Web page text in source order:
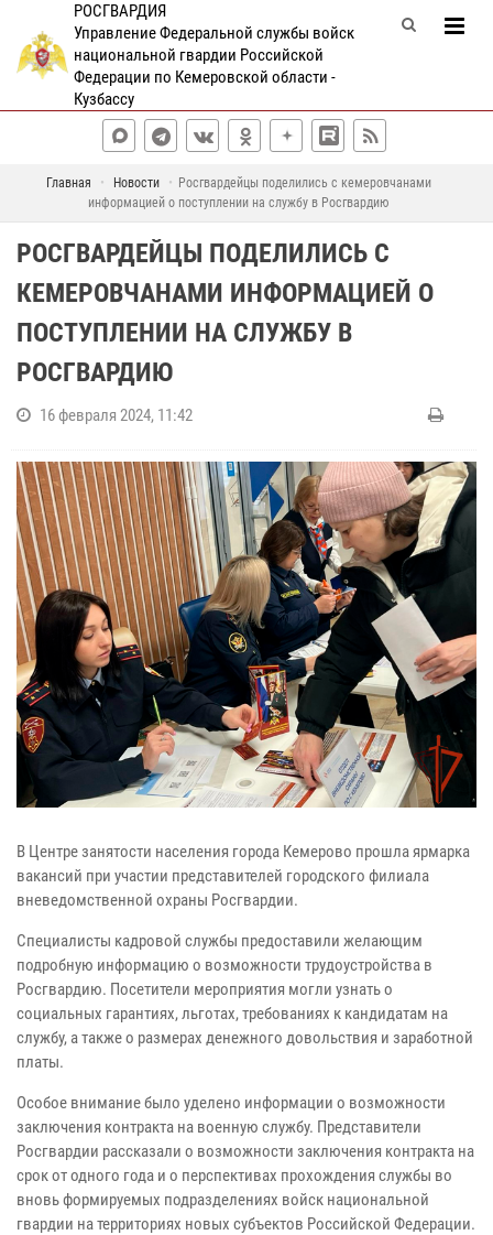
РОСГВАРДИЯ
Управление Федеральной службы войск
национальной гвардии Российской
Федерации по Кемеровской области -
Кузбассу
Главная Новости
Росгвардейцы поделились с кемеровчанами
информацией о поступлении на службу в Росгвардию
РОСГВАРДЕЙЦЫ ПОДЕЛИЛИСЬ С
КЕМЕРОВЧАНАМИ ИНФОРМАЦИЕЙ О
ПОСТУПЛЕНИИ НА СЛУЖБУ В
РОСГВАРДИЮ
16 февраля 2024, 11:42
В Центре занятости населения города Кемерово прошла ярмарка
вакансий при участии представителей городского филиала
вневедомственной охраны Росгвардии.
Специалисты кадровой службы предоставили желающим
подробную информацию о возможности трудоустройства в
Росгвардию. Посетители мероприятия могли узнать о
социальных гарантиях, льготах, требованиях к кандидатам на
службу, а также о размерах денежного довольствия и заработной
платы.
Особое внимание было уделено информации о возможности
заключения контракта на военную службу. Представители
Росгвардии рассказали о возможности заключения контракта на
срок от одного года и о перспективах прохождения службы во
вновь формируемых подразделениях войск национальной
гвардии на территориях новых субъектов Российской Федерации.